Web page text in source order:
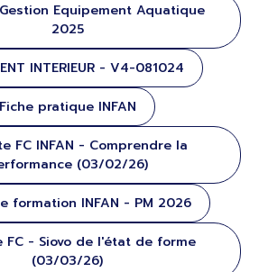
Equipement Aquatique
2025
INTERIEUR - V4-081024
Fiche pratique INFAN
FC INFAN - Comprendre la
(03/02/26)
formation INFAN - PM 2026
FC - Siovo de l'état de forme
(03/03/26)